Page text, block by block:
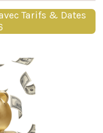
Tarifs & Dates